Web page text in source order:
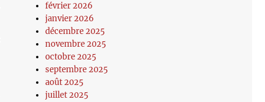
février 2026
janvier 2026
décembre 2025
novembre 2025
octobre 2025
septembre 2025
août 2025
juillet 2025